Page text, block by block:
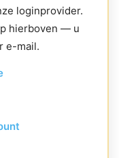
loginprovider.
hierboven — u
e-mail.